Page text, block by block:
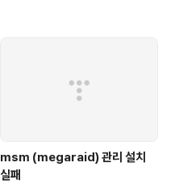
msm (megaraid) 관리 설치
실패